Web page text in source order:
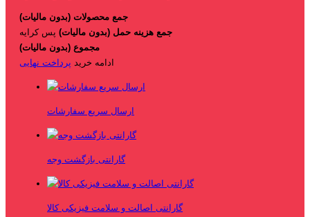
جمع محصولات (بدون مالیات)
جمع هزینه حمل (بدون مالیات) پس کرایه
مجموع (بدون مالیات)
ادامه خرید پرداخت نهایی
ارسال سریع سفارشات
گارانتی بازگشت وجه
گارانتی اصالت و سلامت فیزیکی کالا